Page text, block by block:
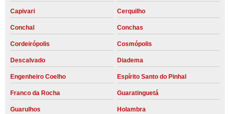
Capivari Cerquilho
Conchal Conchas
Cordeirópolis Cosmópolis
Descalvado Diadema
Engenheiro Coelho Espírito Santo do Pinhal
Franco da Rocha Guaratinguetá
Guarulhos Holambra